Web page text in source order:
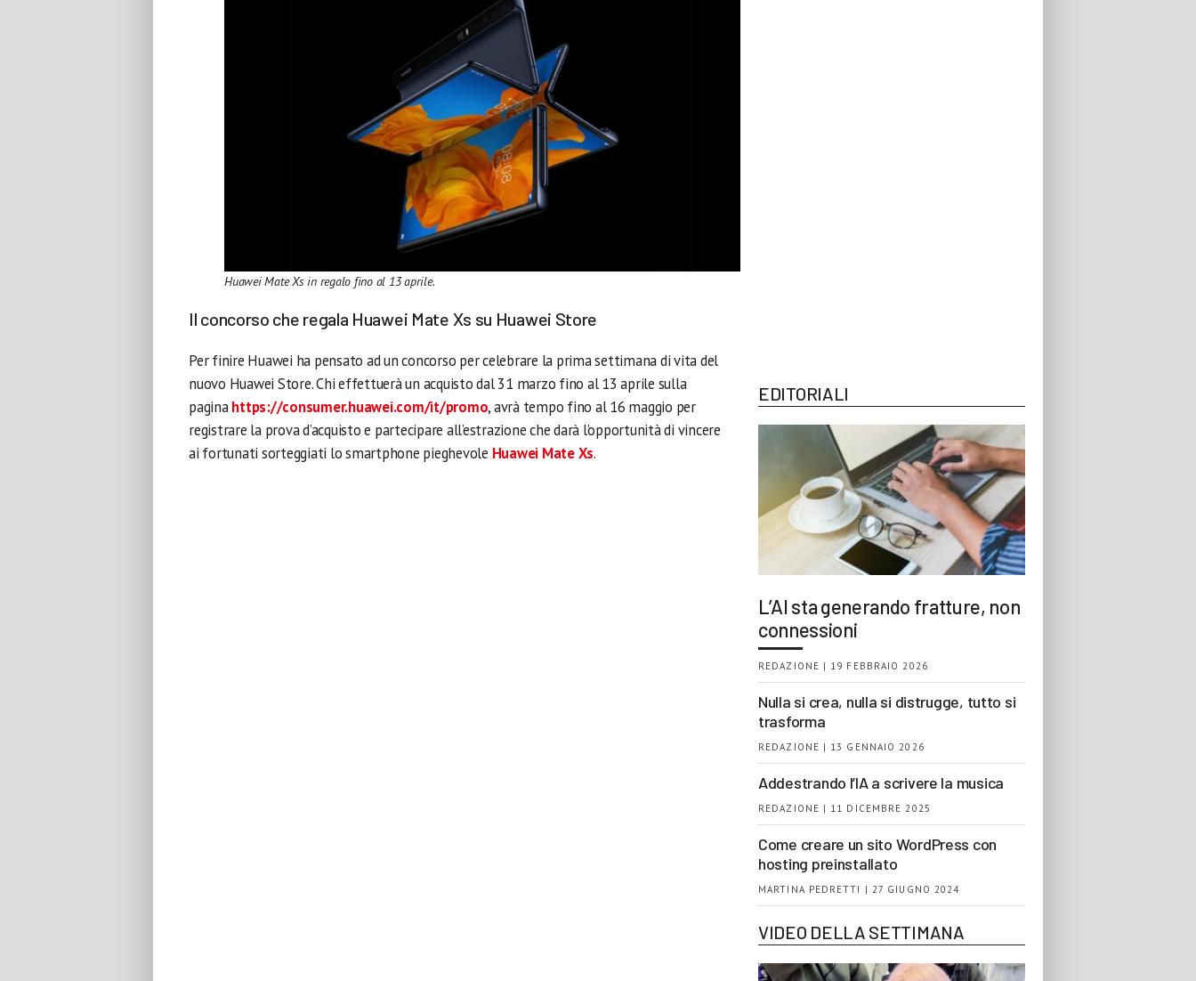
Huawei Mate Xs in regalo fino al 13 aprile.
Il concorso che regala Huawei Mate Xs su Huawei Store
Per finire Huawei ha pensato ad un concorso per celebrare la prima settimana di vita del
nuovo Huawei Store. Chi effettuerà un acquisto dal 31 marzo fino al 13 aprile sulla
paginahttps://consumer.huawei.com/it/promo, avrà tempo fino al 16 maggio per
registrare la prova d’acquisto e partecipare all’estrazione che darà l’opportunità di vincere
ai fortunati sorteggiati lo smartphone pieghevole Huawei Mate Xs.
EDITORIALI
L’AI sta generando fratture, non
connessioni
REDAZIONE | 19 FEBBRAIO 2026
Nulla si crea, nulla si distrugge, tutto si
trasforma
REDAZIONE | 13 GENNAIO 2026
Addestrando l’IA a scrivere la musica
REDAZIONE | 11 DICEMBRE 2025
Come creare un sito WordPress con
hosting preinstallato
MARTINA PEDRETTI | 27 GIUGNO 2024
VIDEO DELLA SETTIMANA